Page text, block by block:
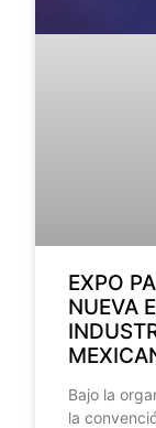
EXPO
NUEVA
Bajo la
la